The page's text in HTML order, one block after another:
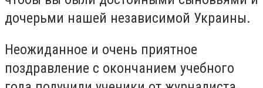
дочерьми нашей независимой Украины.
Неожиданное и очень приятное
поздравление с окончанием учебного